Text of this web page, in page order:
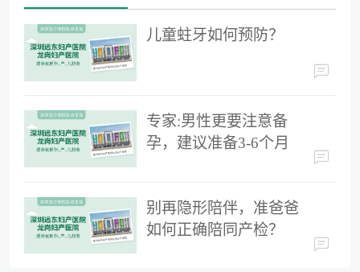
别再隐形陪伴，准爸爸如何正确陪同产检？
为什么用了安全套还会导致怀孕？
儿童蛀牙如何预防？
专家:男性更要注意备
孕，建议准备3-6个月
别再隐形陪伴，准爸爸
如何正确陪同产检？